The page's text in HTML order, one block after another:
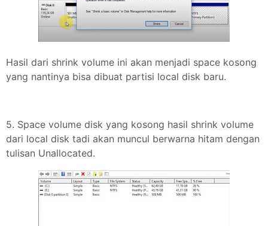
Hasil dari shrink volume ini akan menjadi space kosong
yang nantinya bisa dibuat partisi local disk baru.
5. Space volume disk yang kosong hasil shrink volume
dari local disk tadi akan muncul berwarna hitam dengan
tulisan Unallocated.